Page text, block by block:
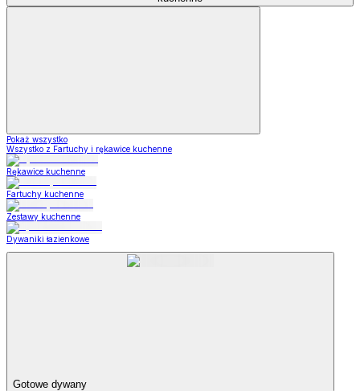
Pokaż wszystko
Wszystko z Fartuchy i rękawice kuchenne
Rękawice kuchenne
Fartuchy kuchenne
Zestawy kuchenne
Dywaniki łazienkowe
Gotowe dywany